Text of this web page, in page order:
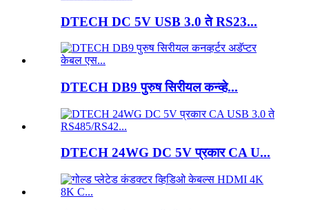
DTECH DC 5V USB 3.0 ते RS23...
DTECH DB9 पुरुष सिरीयल कन्व्हे...
DTECH 24WG DC 5V प्रकार CA U...